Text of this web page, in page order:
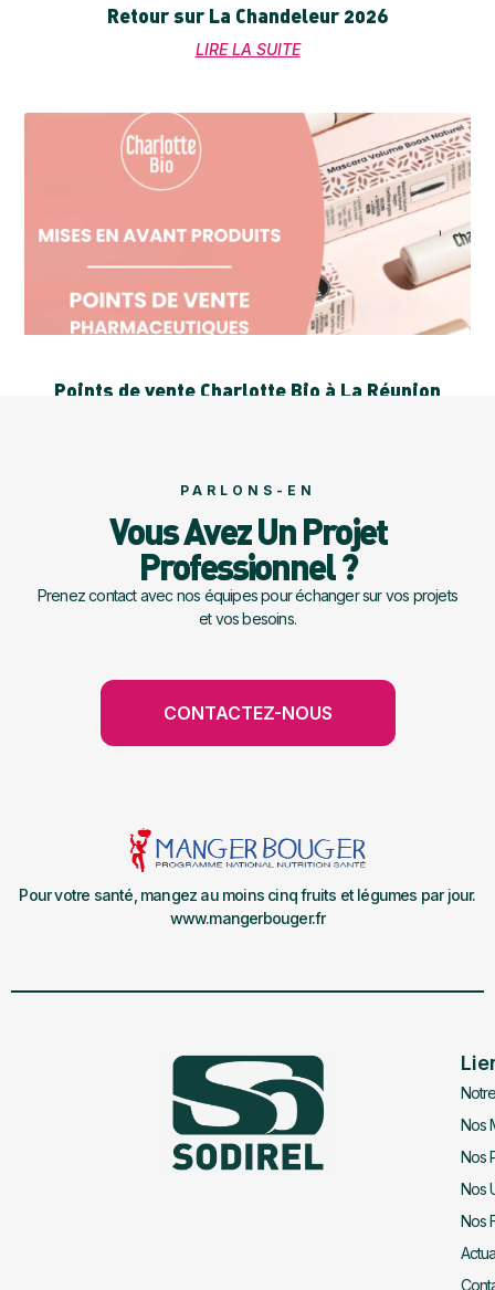
Retour sur La Chandeleur 2026
LIRE LA SUITE
Points de vente Charlotte Bio à La Réunion
PARLONS-EN
Vous Avez Un Projet
Professionnel ?
Prenez contact avec nos équipes pour échanger sur vos projets
et vos besoins.
CONTACTEZ-NOUS
Pour votre santé, mangez au moins cinq fruits et légumes par jour.
www.mangerbouger.fr
Nos
Nos
Nos
Nos